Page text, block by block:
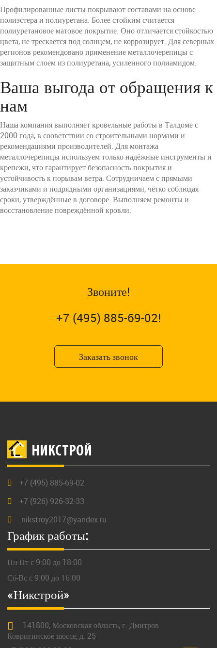
Профилированные листы покрывают составами на основе
полиэстера и полиуретана. Более стойким считается
полиуретановое матовое покрытие. Оно отличается стойкостью
цвета, не трескается под солнцем, не коррозирует. Для северных
регионов рекомендовано применение металлочерепицы с
защитным слоем из полиуретана, усиленного полиамидом.
Ваша выгода от обращения к
нам
Наша компания выполняет кровельные работы в Талдоме с
2000 года, в сооветствии со строительными нормами и
рекомендациями производителей. Для монтажа
металлочерепицы используем только надёжные инструменты и
крепежи, что гарантирует безопасность покрытия и
устойчивость к порывам ветра. Сотрудничаем с прямыми
заказчиками и подрядными организациями, чётко соблюдая
сроки, утверждённые в договоре. Выполняем ремонты и
восстановление повреждённой кровли.
Звоните!
+7 (495) 885-69-02!
Заказать звонок
НИКСТРОЙ
+7 (495) 885-69-02
+7 (926) 926-32-33
nikstroy2017@yandex.ru
График работы:
Пн-Пт с 9:00 до 18:00
Сб-Вс с 9:00 до 16:00
«Никстрой»
141800, Московская область, г. Дмитров
Ковригинское шоссе, д. 25